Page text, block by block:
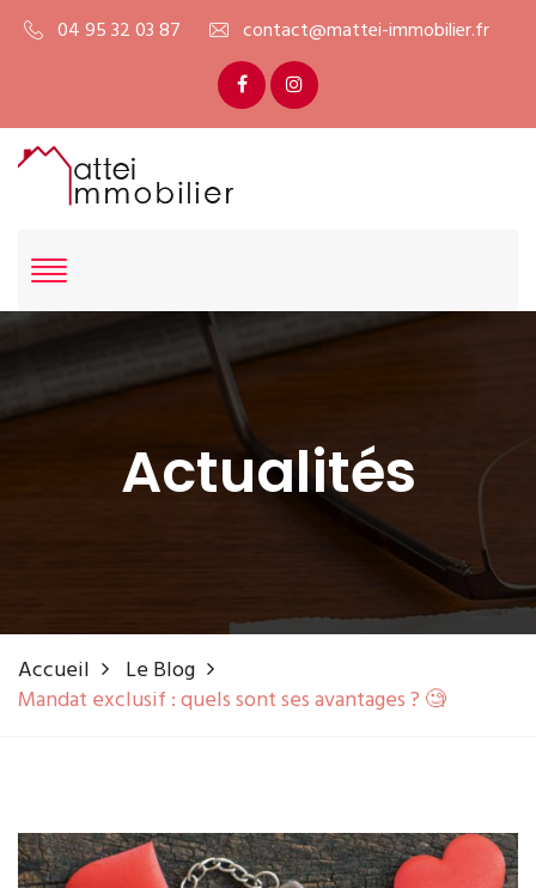
04 95 32 03 87 contact@mattei-immobilier.fr
Actualités
Accueil
Le Blog
Mandat exclusif : quels sont ses avantages ? 🧐